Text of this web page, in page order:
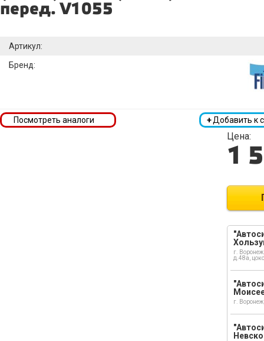
перед. V1055
Артикул:
Бренд:
+Добавить к
Посмотреть аналоги
Цена:
1
г.
д.48а,
г.